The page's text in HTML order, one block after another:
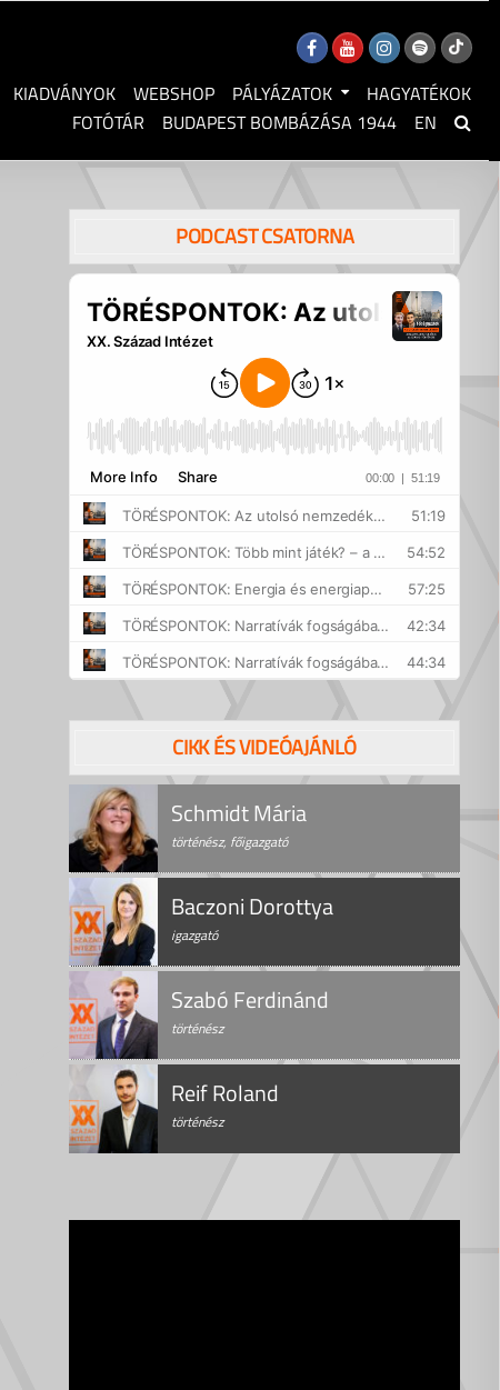
KIADVÁNYOK WEBSHOP PÁLYÁZATOK
HAGYATÉKOK
FOTÓTÁR
BUDAPEST BOMBÁZÁSA 1944 EN
PODCAST CSATORNA
CIKK ÉS VIDEÓAJÁNLÓ
Schmidt Mária
történész, főigazgató
Baczoni Dorottya
igazgató
Szabó Ferdinánd
történész
Reif Roland
történész